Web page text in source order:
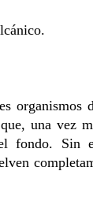
organismos
una vez
fondo. Sin